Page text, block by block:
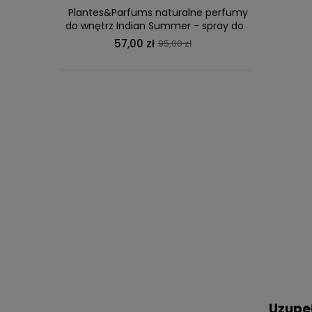
Plantes&Parfums naturalne perfumy
do wnętrz Indian Summer - spray do
pomieszczeń; rozmaryn, mięta,
beragamotka
95,00 zł
57,00 zł